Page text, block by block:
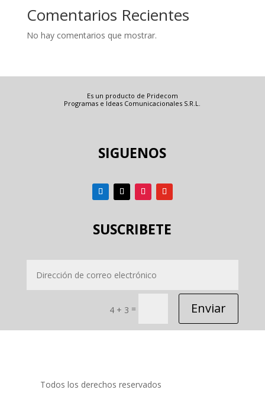
Comentarios Recientes
No hay comentarios que mostrar.
Es un producto de Pridecom
Programas e Ideas Comunicacionales S.R.L.
SIGUENOS
SUSCRIBETE
4 + 3 = Enviar
Todos los derechos reservados